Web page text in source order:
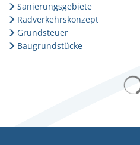
Sanierungsgebiete
Radverkehrskonzept
Grundsteuer
Baugrundstücke